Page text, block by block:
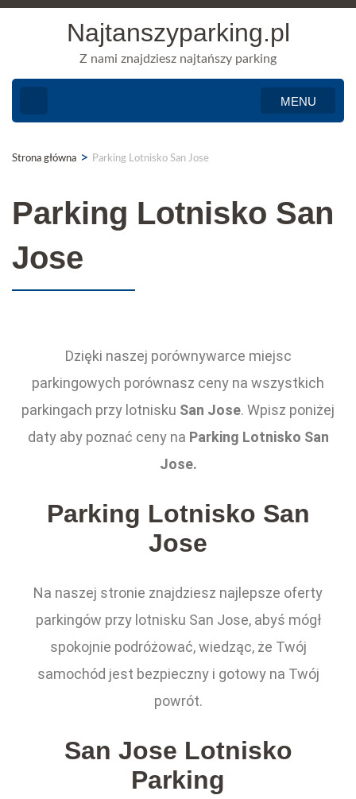
Najtanszyparking.pl
Z nami znajdziesz najtańszy parking
MENU
Strona główna > Parking Lotnisko San Jose
Parking Lotnisko San
Jose
Dzięki naszej porównywarce miejsc
parkingowych porównasz ceny na wszystkich
parkingach przy lotnisku San Jose. Wpisz poniżej
daty aby poznać ceny na Parking Lotnisko San
Jose.
Parking Lotnisko San
Jose
Na naszej stronie znajdziesz najlepsze oferty
parkingów przy lotnisku San Jose, abyś mógł
spokojnie podróżować, wiedząc, że Twój
samochód jest bezpieczny i gotowy na Twój
powrót.
San Jose Lotnisko
Parking